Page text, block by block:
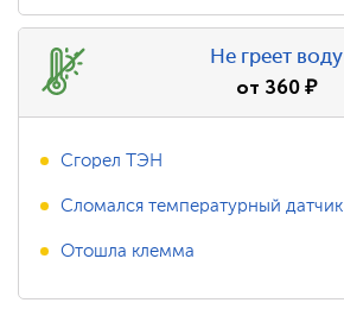
Не греет воду
от 360₽
Сгорел ТЭН
Сломался температурный датчик
Отошла клемма